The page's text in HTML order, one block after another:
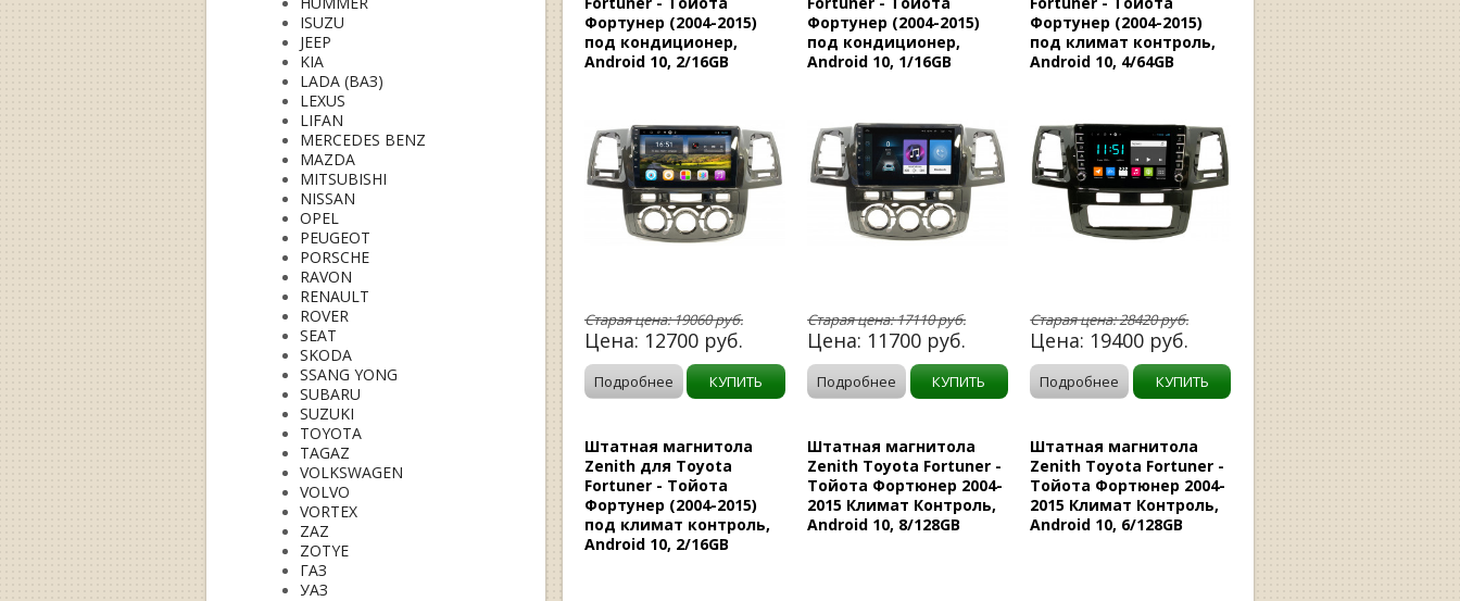
ISUZU
JEEP
KIA
LADA (ВАЗ)
LEXUS
LIFAN
MERCEDES BENZ
MAZDA
MITSUBISHI
NISSAN
OPEL
PEUGEOT
PORSCHE
RAVON
RENAULT
ROVER
SEAT
SKODA
SSANG YONG
SUBARU
SUZUKI
TOYOTA
TAGAZ
VOLKSWAGEN
VOLVO
VORTEX
ZAZ
ZOTYE
ГАЗ
УАЗ
Фортунер (2004-2015)
под кондиционер,
Android 10, 2/16GB
Старая цена:19060руб.
Цена: 12700 руб.
Подробнее КУПИТЬ
Фортунер (2004-2015)
под кондиционер,
Android 10, 1/16GB
Старая цена:17110руб.
Цена: 11700 руб.
Подробнее КУПИТЬ
Фортунер (2004-2015)
под климат контроль,
Android 10, 4/64GB
Старая цена:28420руб.
Цена: 19400 руб.
Подробнее КУПИТЬ
Штатная магнитола
Zenith для Toyota
Fortuner - Тойота
Фортунер (2004-2015)
под климат контроль,
Android 10, 2/16GB
Штатная магнитола
Zenith Toyota Fortuner -
Тойота Фортюнер 2004-
2015 Климат Контроль,
Android 10, 8/128GB
Штатная магнитола
Zenith Toyota Fortuner -
Тойота Фортюнер 2004-
2015 Климат Контроль,
Android 10, 6/128GB